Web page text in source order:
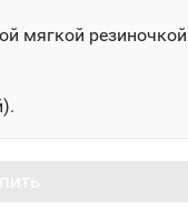
мягкой